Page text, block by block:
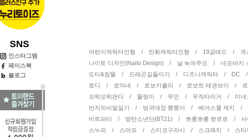
SNS
인스타그램
페이스북
블로그
어린이캐릭터인형 / 만화캐릭터인형 / 19곰테드 / 게
나이토 디자인(Naito Design) / 날 녹여주오 / 네모바
도티&잠뜰 / 드래곤길들이기 / 디즈니캐릭터 / DC
로디 / 로마네 / 로보카폴리 / 로보트 태권브이 /
모찌모찌판다 / 몰랑이 / 무민 / 무직타이거 / 미
반지의비밀일기 / 방귀대장 뿡뿡이 / 베어스쿨 재키 /
비트파티 / 방탄소년단(BT21) / 뽀롱뽀롱 뽀로로 /
스누피 / 스머프 / 스미코구라시 / 스크래치 / 스